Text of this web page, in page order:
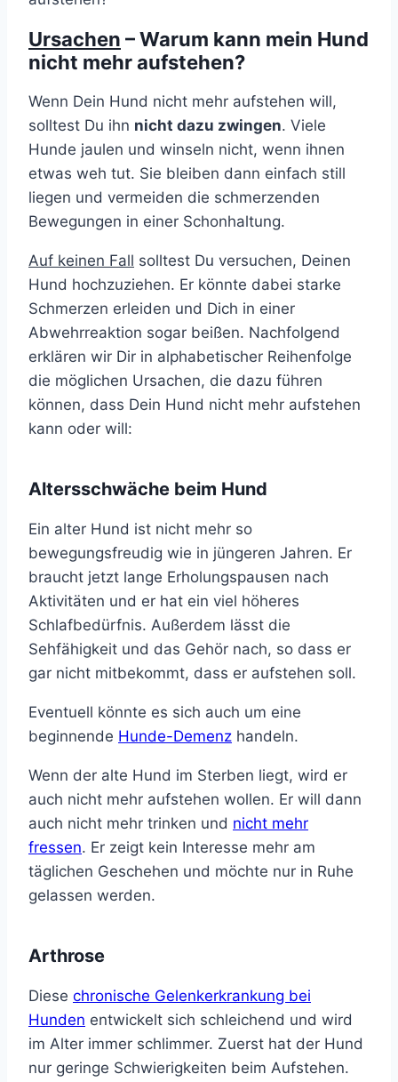
Ursachen – Warum kann mein Hund
nicht mehr aufstehen?
Wenn Dein Hund nicht mehr aufstehen will,
solltest Du ihn nicht dazu zwingen. Viele
Hunde jaulen und winseln nicht, wenn ihnen
etwas weh tut. Sie bleiben dann einfach still
liegen und vermeiden die schmerzenden
Bewegungen in einer Schonhaltung.
Auf keinen Fall solltest Du versuchen, Deinen
Hund hochzuziehen. Er könnte dabei starke
Schmerzen erleiden und Dich in einer
Abwehrreaktion sogar beißen. Nachfolgend
erklären wir Dir in alphabetischer Reihenfolge
die möglichen Ursachen, die dazu führen
können, dass Dein Hund nicht mehr aufstehen
kann oder will:
Altersschwäche beim Hund
Ein alter Hund ist nicht mehr so
bewegungsfreudig wie in jüngeren Jahren. Er
braucht jetzt lange Erholungspausen nach
Aktivitäten und er hat ein viel höheres
Schlafbedürfnis. Außerdem lässt die
Sehfähigkeit und das Gehör nach, so dass er
gar nicht mitbekommt, dass er aufstehen soll.
Eventuell könnte es sich auch um eine
beginnende Hunde-Demenz handeln.
Wenn der alte Hund im Sterben liegt, wird er
auch nicht mehr aufstehen wollen. Er will dann
auch nicht mehr trinken und nicht mehr
fressen. Er zeigt kein Interesse mehr am
täglichen Geschehen und möchte nur in Ruhe
gelassen werden.
Arthrose
Diese chronische Gelenkerkrankung bei
Hunden entwickelt sich schleichend und wird
im Alter immer schlimmer. Zuerst hat der Hund
nur geringe Schwierigkeiten beim Aufstehen.